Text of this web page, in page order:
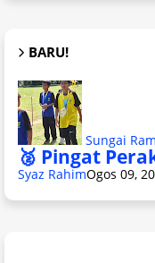
BARU!
Sungai
🥈 Pingat
Syaz RahimOgos 09,